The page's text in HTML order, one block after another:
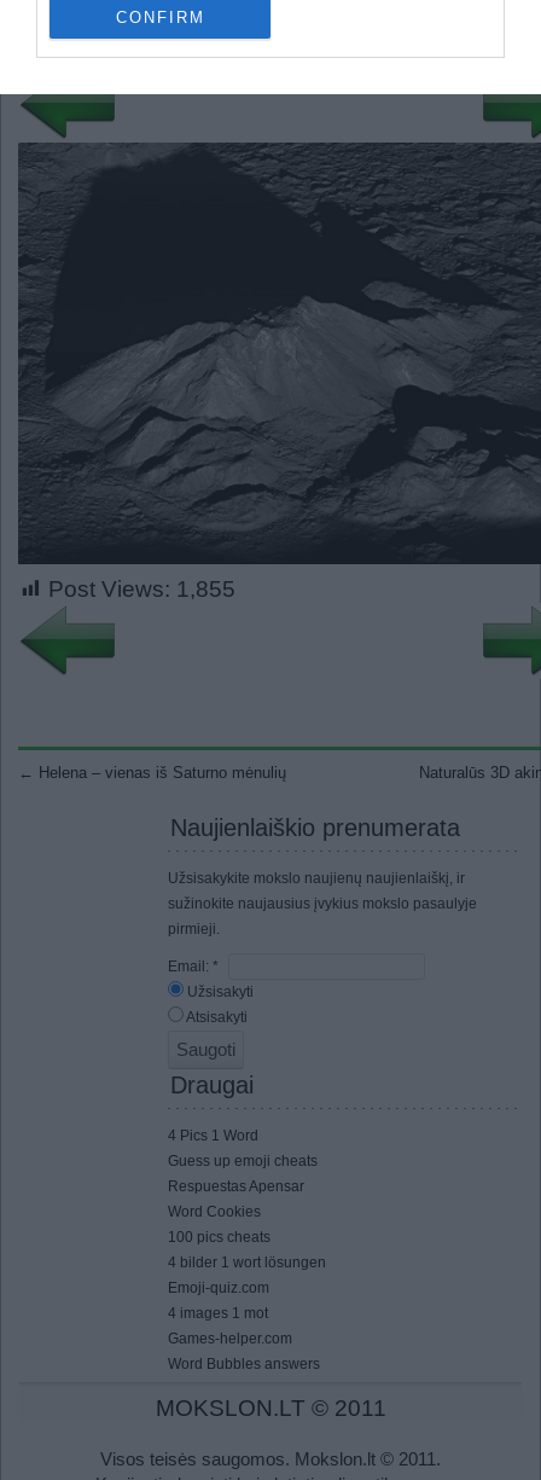
CONFIRM
Mėnulio krateriai
Post Views: 1,855
Post navigation
← Helena – vienas iš Saturno mėnulių Naturalūs 3D
Naujienlaiškio prenumerata
Užsisakykite mokslo naujienų naujienlaiškį, ir
sužinokite naujausius įvykius mokslo pasaulyje
pirmieji.
Email: *
Užsisakyti
Atsisakyti
Draugai
4 Pics 1 Word
Guess up emoji cheats
Respuestas Apensar
Word Cookies
100 pics cheats
4 bilder 1 wort lösungen
Emoji-quiz.com
4 images 1 mot
Games-helper.com
Word Bubbles answers
MOKSLON.LT © 2011
Visos teisės saugomos. Mokslon.lt © 2011.